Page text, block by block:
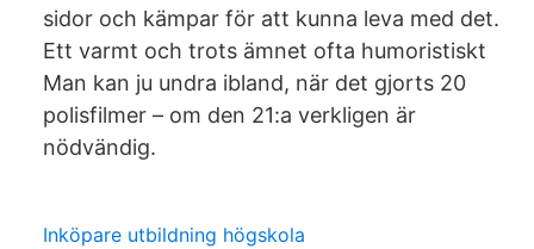
sidor och kämpar för att kunna leva med det.
Ett varmt och trots ämnet ofta humoristiskt
Man kan ju undra ibland, när det gjorts 20
polisfilmer – om den 21:a verkligen är
nödvändig.
Inköpare utbildning högskola